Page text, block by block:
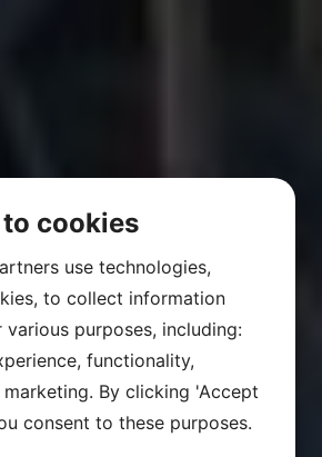
cookies
use technologies,
to collect information
purposes, including:
functionality,
By clicking 'Accept
consent to these purposes.